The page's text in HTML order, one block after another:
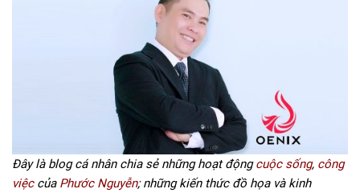
Đây là blog cá nhân chia sẻ những hoạt độngcuộc sống, công
việccủa Phước Nguyễn; những kiến thức đồ họa và kinh